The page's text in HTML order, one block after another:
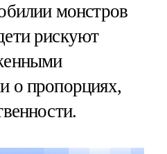
монстров
рискуют
о пропорциях,